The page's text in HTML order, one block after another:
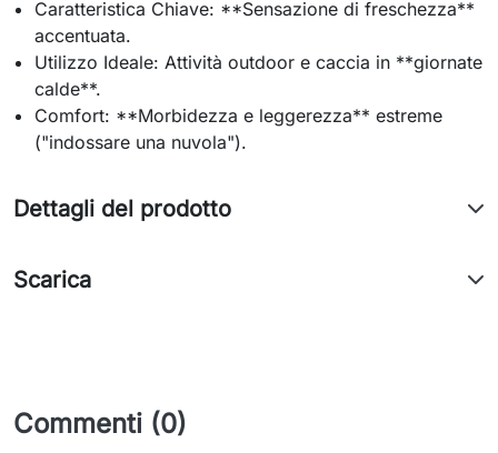
Caratteristica Chiave: **Sensazione di freschezza**
accentuata.
Utilizzo Ideale: Attività outdoor e caccia in **giornate
calde**.
Comfort: **Morbidezza e leggerezza** estreme
("indossare una nuvola").
Dettagli del prodotto
Scarica
Commenti (0)